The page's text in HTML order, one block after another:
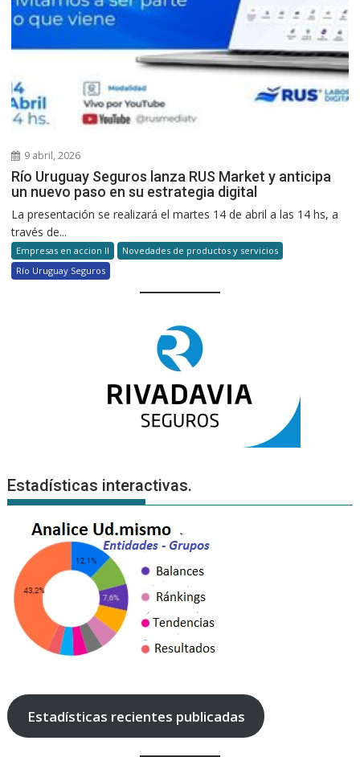
9 abril, 2026
Río Uruguay Seguros lanza RUS Market y anticipa
un nuevo paso en su estrategia digital
La presentación se realizará el martes 14 de abril a las 14 hs, a
través de...
Empresas en accion II
Novedades de productos y servicios
Río Uruguay Seguros
Estadísticas interactivas.
Estadísticas recientes publicadas